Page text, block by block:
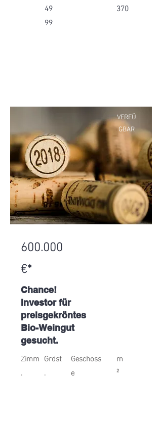
49
99
370
VERFÜ
GBAR
600.000
€*
Chance!
Investor für
preisgekröntes
Bio-Weingut
gesucht.
Zimm
.
Grdst
.
Geschoss
e
m
²